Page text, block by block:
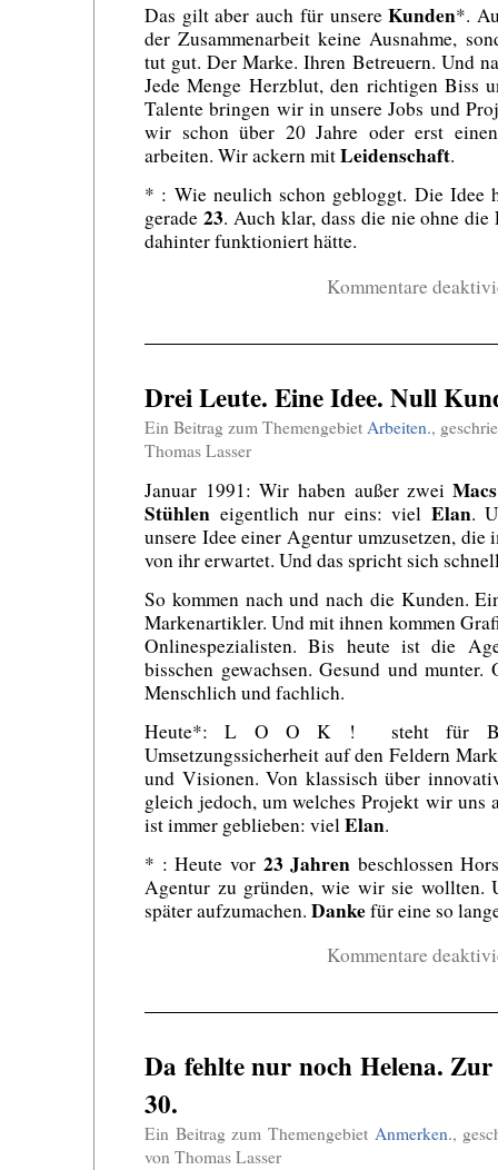
Das gilt aber auch für unsereKunden*.
der Zusammenarbeit keine Ausnahme,
tut gut. Der Marke. Ihren Betreuern. Und
Jede Menge Herzblut, den richtigen Biss
Talente bringen wir in unsere Jobs und
wir schon über 20 Jahre oder erst
arbeiten. Wir ackern mitLeidenschaft.
* : Wie neulich schon gebloggt. Die Idee
gerade 23. Auch klar, dass die nie ohne die
dahinter funktioniert hätte.
Kommentare
Drei Leute. Eine Idee. Null
Ein Beitrag zum Themengebiet Arbeiten.,
Thomas Lasser
Januar 1991: Wir haben außer zweiMacs
Stühlen eigentlich nur eins: viel Elan.
unsere Idee einer Agentur umzusetzen, die
von ihr erwartet. Und das spricht sich
So kommen nach und nach die Kunden.
Markenartikler. Und mit ihnen kommen
Onlinespezialisten. Bis heute ist die
bisschen gewachsen. Gesund und
Menschlich und fachlich.
Heute*: L O O K ! steht für
Umsetzungssicherheit auf den Feldern
und Visionen. Von klassisch über
gleich jedoch, um welches Projekt wir uns
ist immer geblieben: vielElan.
* : Heute vor 23 Jahren beschlossen
Agentur zu gründen, wie wir sie wollten.
später aufzumachen. Dankefür eine so
Kommentare
Da fehlte nur noch Helena.
30.
Ein Beitrag zum Themengebiet Anmerken.,
von Thomas Lasser